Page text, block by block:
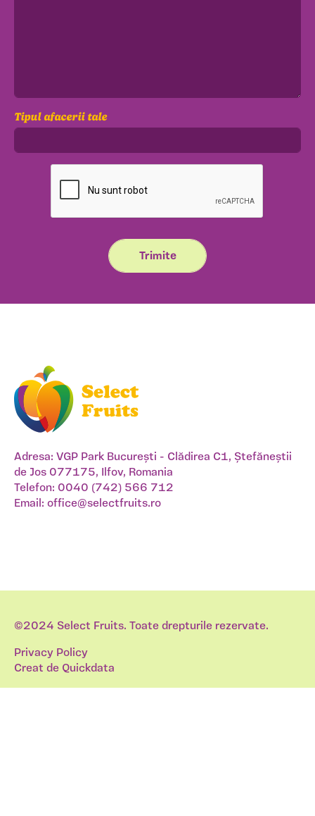
Tipul afacerii tale
Adresa: VGP Park București - Clădirea C1, Ștefăneștii
de Jos 077175, Ilfov, Romania
Telefon: 0040 (742) 566 712
Email: office@selectfruits.ro
©2024 Select Fruits. Toate drepturile rezervate.
Privacy Policy
Creat de Quickdata